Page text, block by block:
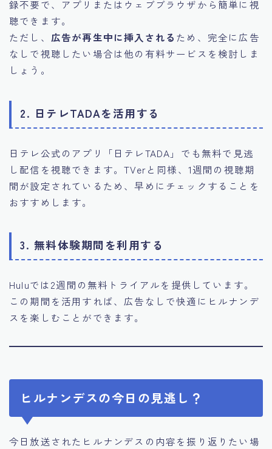
録不要で、アプリまたはウェブブラウザから簡単に視
聴できます。
ただし、 広告が再生中に挿入される ため、完全に広告
なしで視聴したい場合は他の有料サービスを検討しま
しょう。
2. 日テレTADAを活用する
日テレ公式のアプリ「日テレTADA」でも無料で見逃
し配信を視聴できます。TVerと同様、1週間の視聴期
間が設定されているため、早めにチェックすることを
おすすめします。
3. 無料体験期間を利用する
Huluでは2週間の無料トライアルを提供しています。
この期間を活用すれば、広告なしで快適にヒルナンデ
スを楽しむことができます。
ヒルナンデスの今日の見逃し？
今日放送されたヒルナンデスの内容を振り返りたい場